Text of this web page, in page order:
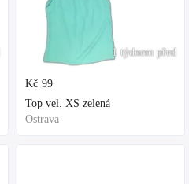
1 týdnem před
Kč 99
Top vel. XS zelená
Ostrava